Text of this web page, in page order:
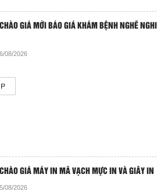
GIÁ MỜI BÁO GIÁ KHÁM BỆNH NGHỀ
08/2026
GIÁ MÁY IN MÃ VẠCH MỰC IN VÀ GIẤY IN
08/2026